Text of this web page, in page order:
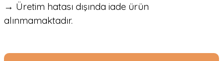
→ Üretim hatası dışında iade ürün
alınmamaktadır.